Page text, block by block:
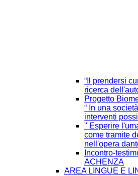
“Il prendersi
ricerca
Progetto
“ In una
interventi
" Esperire
come tramite
nell'opera
Incontro-
ACHENZA
AREA LINGUE E